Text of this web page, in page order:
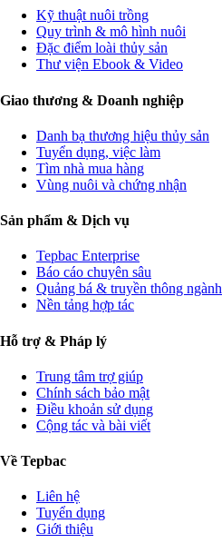
Kỹ thuật nuôi trồng
Quy trình & mô hình nuôi
Đặc điểm loài thủy sản
Thư viện Ebook & Video
Giao thương & Doanh nghiệp
Danh bạ thương hiệu thủy sản
Tuyển dụng, việc làm
Tìm nhà mua hàng
Vùng nuôi và chứng nhận
Sản phẩm & Dịch vụ
Tepbac Enterprise
Báo cáo chuyên sâu
Quảng bá & truyền thông ngành
Nền tảng hợp tác
Hỗ trợ & Pháp lý
Trung tâm trợ giúp
Chính sách bảo mật
Điều khoản sử dụng
Cộng tác và bài viết
Về Tepbac
Liên hệ
Tuyển dụng
Giới thiệu